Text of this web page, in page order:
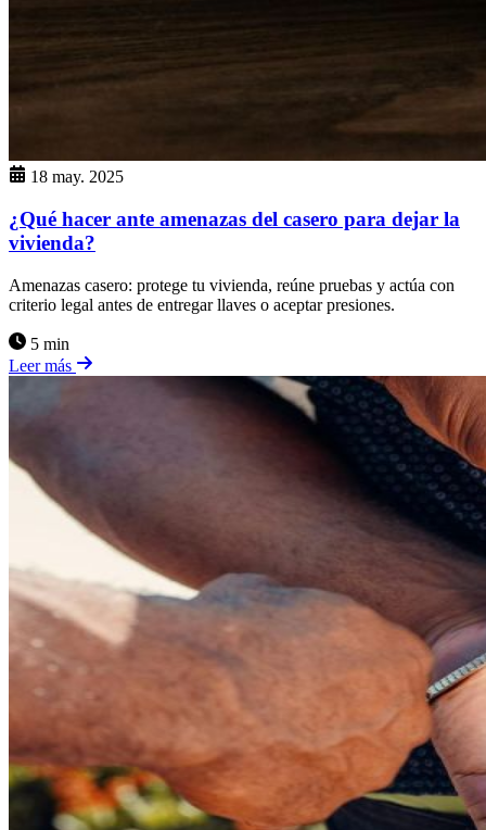
18 may. 2025
¿Qué hacer ante amenazas del casero para dejar la
vivienda?
Amenazas casero: protege tu vivienda, reúne pruebas y actúa con
criterio legal antes de entregar llaves o aceptar presiones.
5 min
Leer más